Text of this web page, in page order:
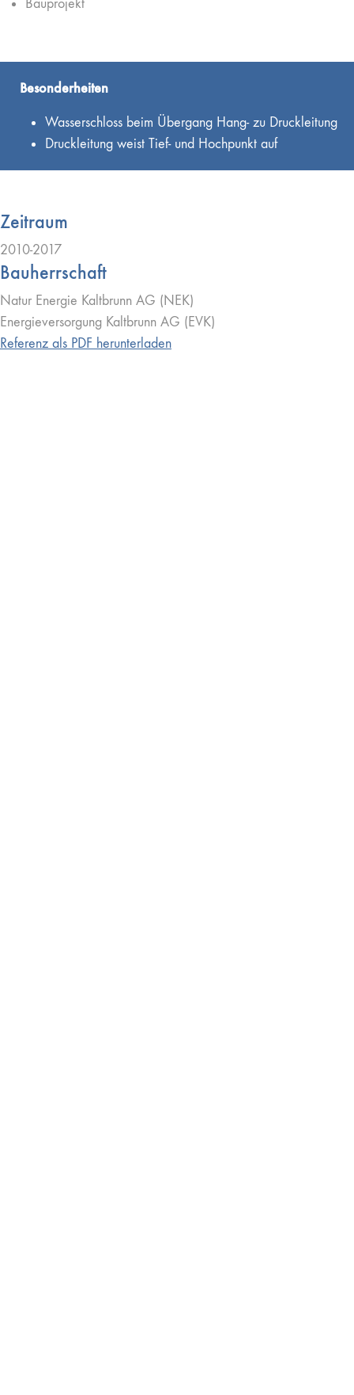
Bauprojekt
Besonderheiten
Wasserschloss beim Übergang Hang- zu Druckleitung
Druckleitung weist Tief- und Hochpunkt auf
Zeitraum
2010-2017
Bauherrschaft
Natur Energie Kaltbrunn AG (NEK)
Energieversorgung Kaltbrunn AG (EVK)
Referenz als PDF herunterladen